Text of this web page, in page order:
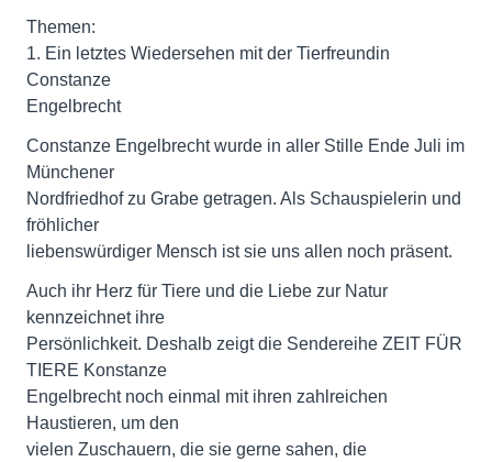
Themen:
1. Ein letztes Wiedersehen mit der Tierfreundin
Constanze
Engelbrecht
Constanze Engelbrecht wurde in aller Stille Ende Juli im
Münchener
Nordfriedhof zu Grabe getragen. Als Schauspielerin und
fröhlicher
liebenswürdiger Mensch ist sie uns allen noch präsent.
Auch ihr Herz für Tiere und die Liebe zur Natur
kennzeichnet ihre
Persönlichkeit. Deshalb zeigt die Sendereihe ZEIT FÜR
TIERE Konstanze
Engelbrecht noch einmal mit ihren zahlreichen
Haustieren, um den
vielen Zuschauern, die sie gerne sahen, die